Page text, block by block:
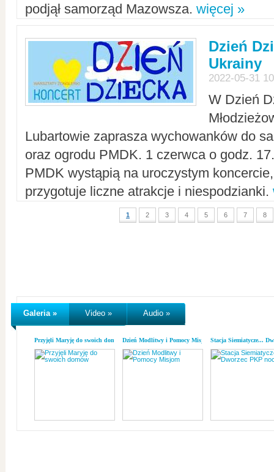
podjął samorząd Mazowsza. więcej »
Dzień
Ukrainy
2022-05-31
W Dzień
Lubartowie zaprasza wychowanków do
oraz ogrodu PMDK. 1 czerwca o godz.
PMDK wystąpią na uroczystym
przygotuje liczne atrakcje i niespodzianki.
1 2 3 4 5 6 7 8
Galeria » Video » Audio »
Przyjęli Maryję do swoich domówDzień Modlitwy i Pomocy MisjomStacja Siemiatycze...